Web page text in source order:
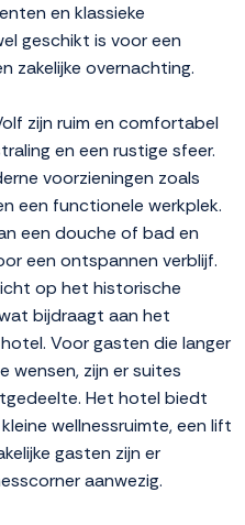
en klassieke
geschikt is voor een
zakelijke overnachting.
zijn ruim en comfortabel
en een rustige sfeer.
voorzieningen zoals
een functionele werkplek.
een douche of bad en
een ontspannen verblijf.
op het historische
bijdraagt aan het
Voor gasten die langer
wensen, zijn er suites
Het hotel biedt
wellnessruimte, een lift
gasten zijn er
aanwezig.